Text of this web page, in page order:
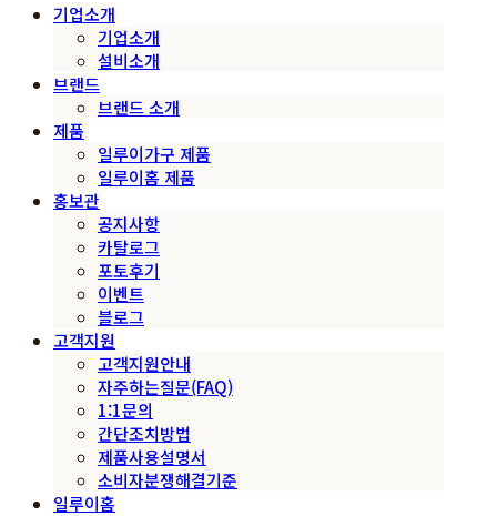
기업소개
기업소개
설비소개
브랜드
브랜드 소개
제품
일루이가구 제품
일루이홈 제품
홍보관
공지사항
카탈로그
포토후기
이벤트
블로그
고객지원
고객지원안내
자주하는질문(FAQ)
1:1문의
간단조치방법
제품사용설명서
소비자분쟁해결기준
일루이홈